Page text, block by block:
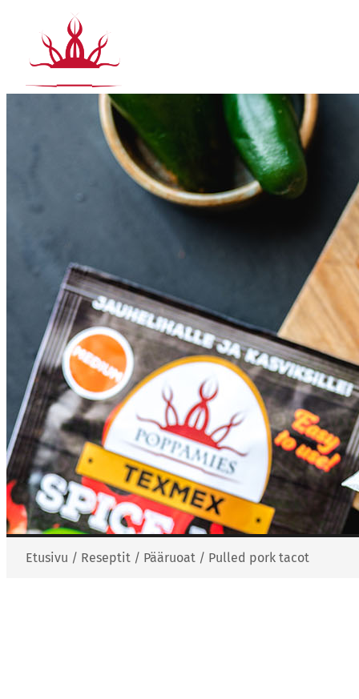
sisältöön
Etusivu / Reseptit / Pääruoat / Pulled pork tacot